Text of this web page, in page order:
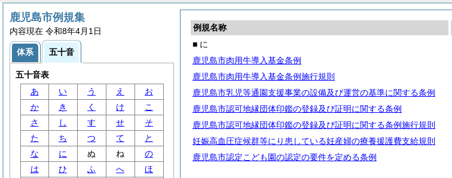
例規名称
■ に
鹿児島市肉用牛導入基金条例
鹿児島市肉用牛導入基金条例施行規則
鹿児島市乳児等通園支援事業の設備及び運営の基準に関する条例
鹿児島市認可地縁団体印鑑の登録及び証明に関する条例
鹿児島市認可地縁団体印鑑の登録及び証明に関する条例施行規則
妊娠高血圧症候群等にり患している妊産婦の療養援護費支給規則
鹿児島市認定こども園の認定の要件を定める条例
鹿児島市例規集
内容現在 令和8年4月1日
体系 五十音
五十音表
あ
い う え
お
か
き く け
こ
さ
し す せ
そ
た
ち つ て
と
な
に ぬ ね
の
は
ひ ふ へ
ほ